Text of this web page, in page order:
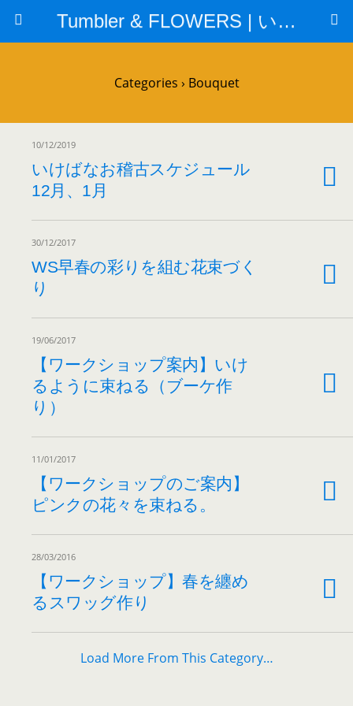
Tumbler & FLOWERS | いけばな教室
Categories › Bouquet
10/12/2019
いけばなお稽古スケジュール
12月、1月
30/12/2017
WS早春の彩りを組む花束づく
り
19/06/2017
【ワークショップ案内】いけ
るように束ねる（ブーケ作
り）
11/01/2017
【ワークショップのご案内】
ピンクの花々を束ねる。
28/03/2016
【ワークショップ】春を纏め
るスワッグ作り
Load More From This Category…